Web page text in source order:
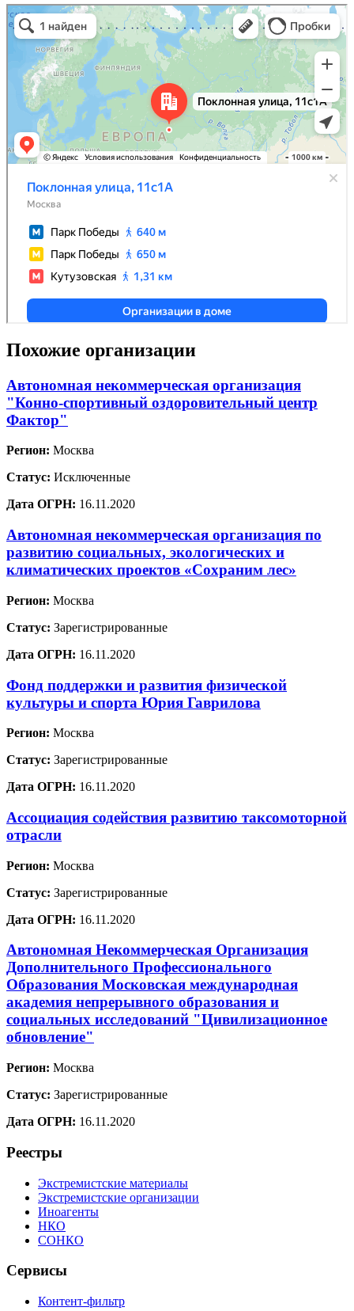
Похожие организации
Автономная некоммерческая организация
"Конно-спортивный оздоровительный центр
Фактор"
Регион: Москва
Статус: Исключенные
Дата ОГРН: 16.11.2020
Автономная некоммерческая организация по
развитию социальных, экологических и
климатических проектов «Сохраним лес»
Регион: Москва
Статус: Зарегистрированные
Дата ОГРН: 16.11.2020
Фонд поддержки и развития физической
культуры и спорта Юрия Гаврилова
Регион: Москва
Статус: Зарегистрированные
Дата ОГРН: 16.11.2020
Ассоциация содействия развитию таксомоторной
отрасли
Регион: Москва
Статус: Зарегистрированные
Дата ОГРН: 16.11.2020
Автономная Некоммерческая Организация
Дополнительного Профессионального
Образования Московская международная
академия непрерывного образования и
социальных исследований "Цивилизационное
обновление"
Регион: Москва
Статус: Зарегистрированные
Дата ОГРН: 16.11.2020
Реестры
Экстремистские материалы
Экстремистские организации
Иноагенты
НКО
СОНКО
Сервисы
Контент-фильтр